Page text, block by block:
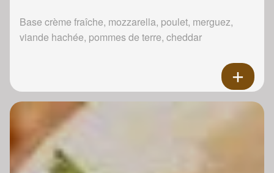
Base crème fraîche, mozzarella, poulet, merguez,
viande hachée, pommes de terre, cheddar